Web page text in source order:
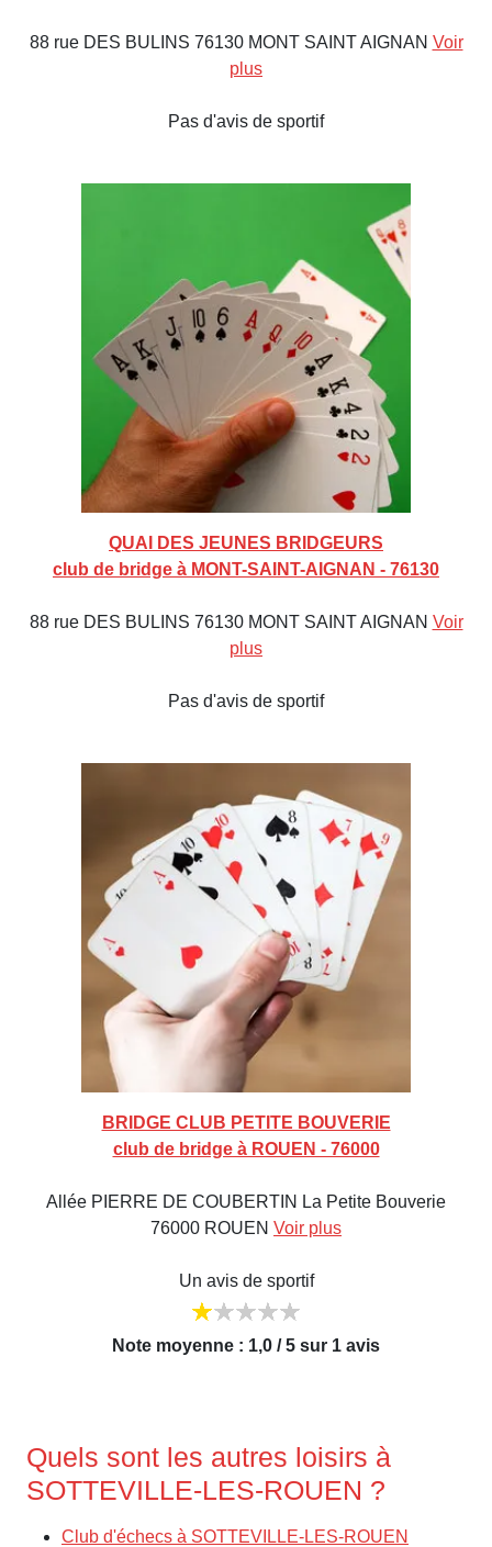
88 rue DES BULINS 76130 MONT SAINT AIGNAN Voir
plus
Pas d'avis de sportif
QUAI DES JEUNES BRIDGEURS
club de bridge à MONT-SAINT-AIGNAN - 76130
88 rue DES BULINS 76130 MONT SAINT AIGNAN Voir
plus
Pas d'avis de sportif
BRIDGE CLUB PETITE BOUVERIE
club de bridge à ROUEN - 76000
Allée PIERRE DE COUBERTIN La Petite Bouverie
76000 ROUEN Voir plus
Un avis de sportif
Note moyenne : 1,0 / 5 sur 1 avis
Quels sont les autres loisirs à
SOTTEVILLE-LES-ROUEN ?
Club d'échecs à SOTTEVILLE-LES-ROUEN